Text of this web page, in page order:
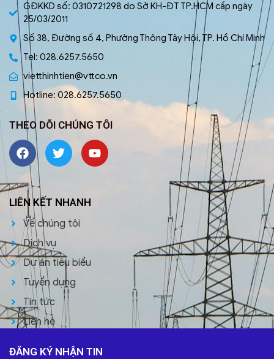
GĐKKD số: 0310721298 do Sở KH-ĐT TP.HCM cấp ngày
25/03/2011
Số 38, Đường số 4, Phường Thông Tây Hội, TP. Hồ Chí Minh
Tel: 028.6257.5650
vietthinhtien@vttco.vn
Hotline: 028.6257.5650
THEO DÕI CHÚNG TÔI
LIÊN KẾT NHANH
Về chúng tôi
Dịch vụ
Dự án tiêu biểu
Tuyển dụng
Tin tức
Liên hệ
ĐĂNG KÝ NHẬN TIN